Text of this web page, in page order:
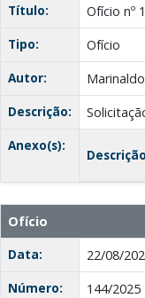
Título:
Ofício nº
Tipo:
Ofício
Autor:
Descrição:
Anexo(s):
Ofício
Data:
22/08/
Número:
144/2025